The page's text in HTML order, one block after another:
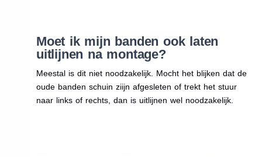
Moet ik mijn banden ook laten
uitlijnen na montage?
Meestal is dit niet noodzakelijk. Mocht het blijken dat de
oude banden schuin ziijn afgesleten of trekt het stuur
naar links of rechts, dan is uitlijnen wel noodzakelijk.